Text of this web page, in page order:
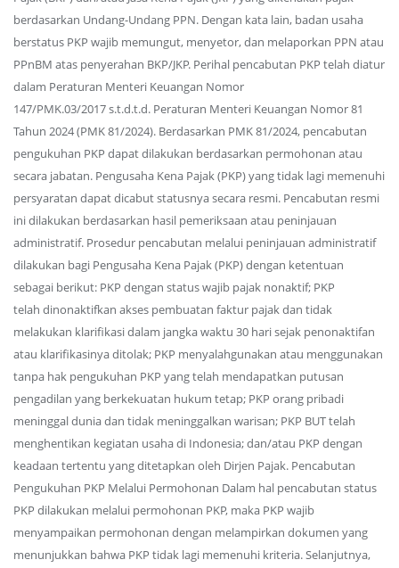
berdasarkan Undang-Undang PPN. Dengan kata lain, badan usaha
berstatus PKP wajib memungut, menyetor, dan melaporkan PPN atau
PPnBM atas penyerahan BKP/JKP. Perihal pencabutan PKP telah diatur
dalam Peraturan Menteri Keuangan Nomor
147/PMK.03/2017 s.t.d.t.d. Peraturan Menteri Keuangan Nomor 81
Tahun 2024 (PMK 81/2024). Berdasarkan PMK 81/2024, pencabutan
pengukuhan PKP dapat dilakukan berdasarkan permohonan atau
secara jabatan. Pengusaha Kena Pajak (PKP) yang tidak lagi memenuhi
persyaratan dapat dicabut statusnya secara resmi. Pencabutan resmi
ini dilakukan berdasarkan hasil pemeriksaan atau peninjauan
administratif. Prosedur pencabutan melalui peninjauan administratif
dilakukan bagi Pengusaha Kena Pajak (PKP) dengan ketentuan
sebagai berikut: PKP dengan status wajib pajak nonaktif; PKP
telah dinonaktifkan akses pembuatan faktur pajak dan tidak
melakukan klarifikasi dalam jangka waktu 30 hari sejak penonaktifan
atau klarifikasinya ditolak; PKP menyalahgunakan atau menggunakan
tanpa hak pengukuhan PKP yang telah mendapatkan putusan
pengadilan yang berkekuatan hukum tetap; PKP orang pribadi
meninggal dunia dan tidak meninggalkan warisan; PKP BUT telah
menghentikan kegiatan usaha di Indonesia; dan/atau PKP dengan
keadaan tertentu yang ditetapkan oleh Dirjen Pajak. Pencabutan
Pengukuhan PKP Melalui Permohonan Dalam hal pencabutan status
PKP dilakukan melalui permohonan PKP, maka PKP wajib
menyampaikan permohonan dengan melampirkan dokumen yang
menunjukkan bahwa PKP tidak lagi memenuhi kriteria. Selanjutnya,